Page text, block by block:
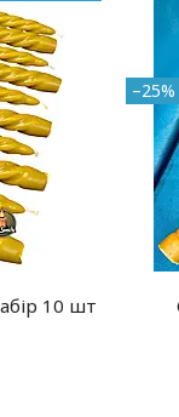
10 шт
–25%